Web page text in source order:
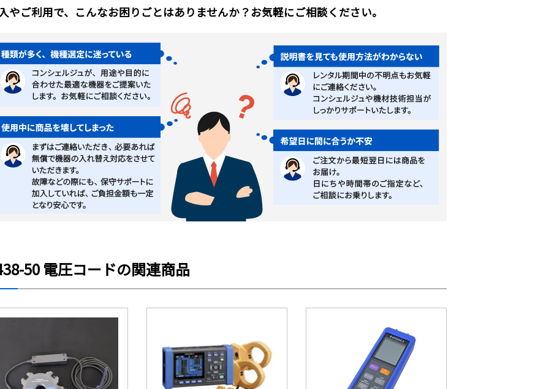
やご利用で、こんなお困りごとはありませんか？お気軽にご相談ください。
50 電圧コードの関連商品